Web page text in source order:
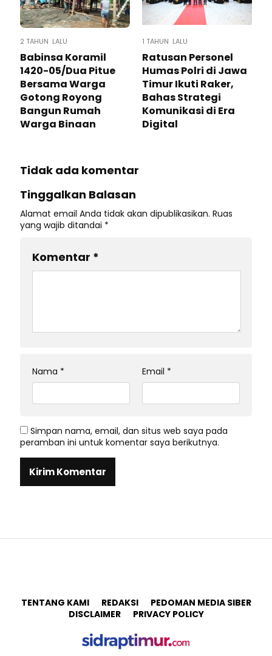
2 TAHUN LALU
Babinsa Koramil
1420-05/Dua Pitue
Bersama Warga
Gotong Royong
Bangun Rumah
Warga Binaan
1 TAHUN LALU
Ratusan Personel
Humas Polri di Jawa
Timur Ikuti Raker,
Bahas Strategi
Komunikasi di Era
Digital
Tidak ada komentar
Tinggalkan Balasan
Alamat email Anda tidak akan dipublikasikan. Ruas
yang wajib ditandai *
Komentar *
Nama * Email *
Simpan nama, email, dan situs web saya pada
peramban ini untuk komentar saya berikutnya.
TENTANG KAMI REDAKSI
PEDOMAN MEDIA SIBER
DISCLAIMER
PRIVACY POLICY